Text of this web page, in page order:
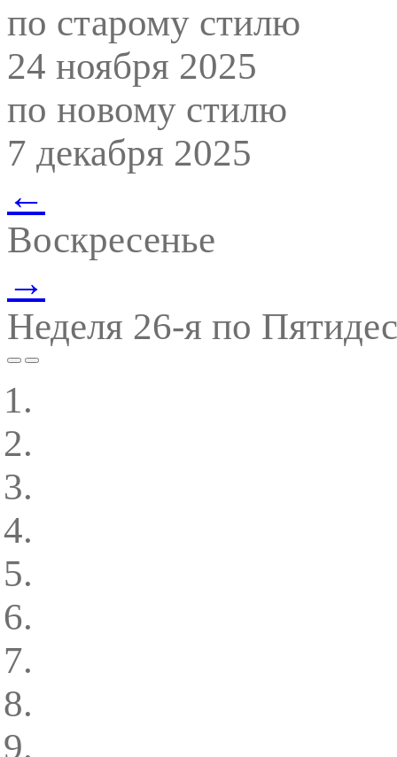
по старому стилю
24 ноября 2025
по новому стилю
7 декабря 2025
←
Воскресенье
→
Неделя 26-я по